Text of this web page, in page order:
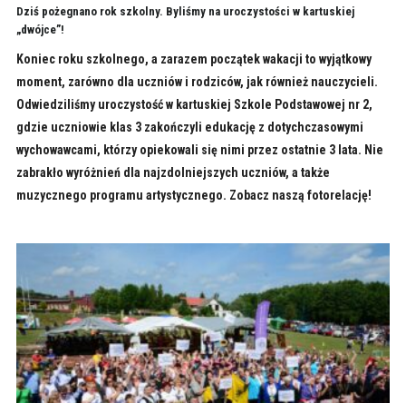
Dziś pożegnano rok szkolny. Byliśmy na uroczystości w kartuskiej
„dwójce”!
Koniec roku szkolnego, a zarazem początek wakacji to wyjątkowy
moment, zarówno dla uczniów i rodziców, jak również nauczycieli.
Odwiedziliśmy uroczystość w kartuskiej Szkole Podstawowej nr 2,
gdzie uczniowie klas 3 zakończyli edukację z dotychczasowymi
wychowawcami, którzy opiekowali się nimi przez ostatnie 3 lata. Nie
zabrakło wyróżnień dla najzdolniejszych uczniów, a także
muzycznego programu artystycznego. Zobacz naszą fotorelację!